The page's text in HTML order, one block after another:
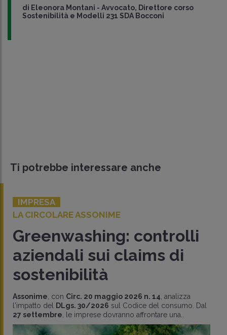
di Eleonora Montani - Avvocato, Direttore corso
Sostenibilità e Modelli 231 SDA Bocconi
Ti potrebbe interessare anche
IMPRESA
LA CIRCOLARE ASSONIME
Greenwashing: controlli
aziendali sui claims di
sostenibilità
Assonime , con Circ. 20 maggio 2026 n. 14 , analizza
l'impatto del
DLgs. 30/2026 sul Codice del consumo. Dal
27 settembre , le imprese dovranno affrontare una..